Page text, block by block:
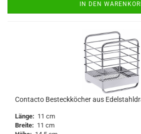
IN DEN
Contacto Besteckköcher aus
Länge: 11 cm
Breite: 11 cm